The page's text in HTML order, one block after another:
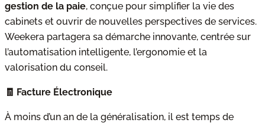
gestion de la paie, conçue pour simplifier la vie des
cabinets et ouvrir de nouvelles perspectives de services.
Weekera partagera sa démarche innovante, centrée sur
l’automatisation intelligente, l’ergonomie et la
valorisation du conseil.
🧾 Facture Électronique
À moins d’un an de la généralisation, il est temps de